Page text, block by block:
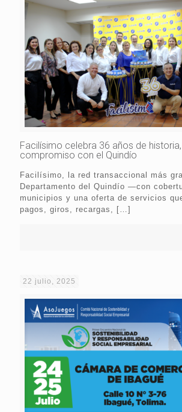
Facilísimo celebra 36 años de
compromiso con el Quindío
Facilísimo, la red transaccional más
Departamento del Quindío —con
municipios y una oferta de servicios
pagos, giros, recargas, […]
22 julio, 2025